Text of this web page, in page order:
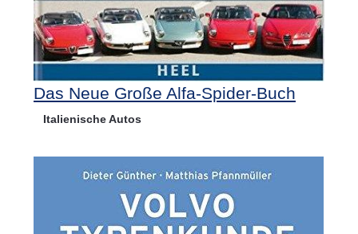
Das Neue Große Alfa-Spider-Buch
Italienische Autos